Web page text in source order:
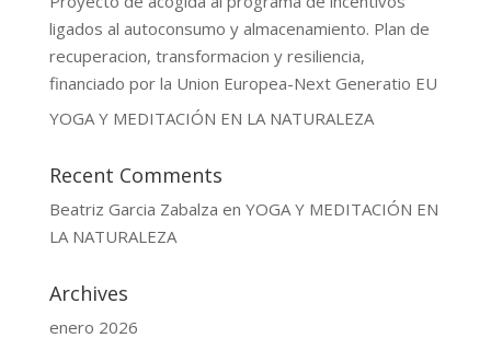
ligados al autoconsumo y almacenamiento. Plan de
recuperacion, transformacion y resiliencia,
financiado por la Union Europea-Next Generatio EU
YOGA Y MEDITACIÓN EN LA NATURALEZA
Recent Comments
Beatriz Garcia Zabalza en YOGA Y MEDITACIÓN EN
LA NATURALEZA
Archives
enero 2026